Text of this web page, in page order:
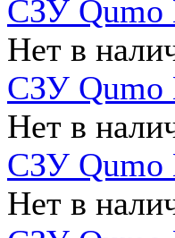
СЗУ Qumo
Нет в
СЗУ Qumo
Нет в
СЗУ Qumo
Нет в